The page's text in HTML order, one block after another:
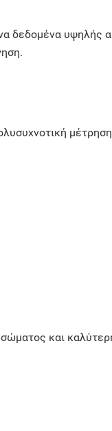
δεδομένα υψηλής
μέτρηση
σώματος και